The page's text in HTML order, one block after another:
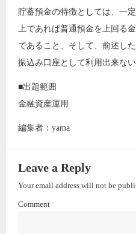
貯蓄預金の特徴としては、一
上であれば普通預金を上回る
であること、そして、前述し
振込み口座として利用出来な
■出題範囲
金融資産運用
編集者：yama
Leave a Reply
Your email address will not be
Comment